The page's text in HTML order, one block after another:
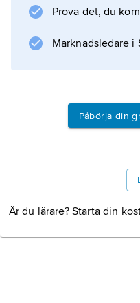
preferenstullarna på
stigande framgång
varför den
Information
Prova det, du
Marknadsledare i
Påbörja din
Är du lärare? Starta din